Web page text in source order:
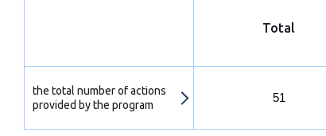
Total
the total number of actions
provided by the program
51